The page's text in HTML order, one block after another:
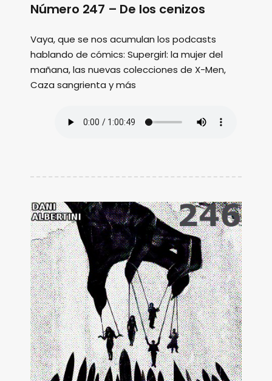
Número 247 – De los cenizos
Vaya, que se nos acumulan los podcasts
hablando de cómics: Supergirl: la mujer del
mañana, las nuevas colecciones de X-Men,
Caza sangrienta y más